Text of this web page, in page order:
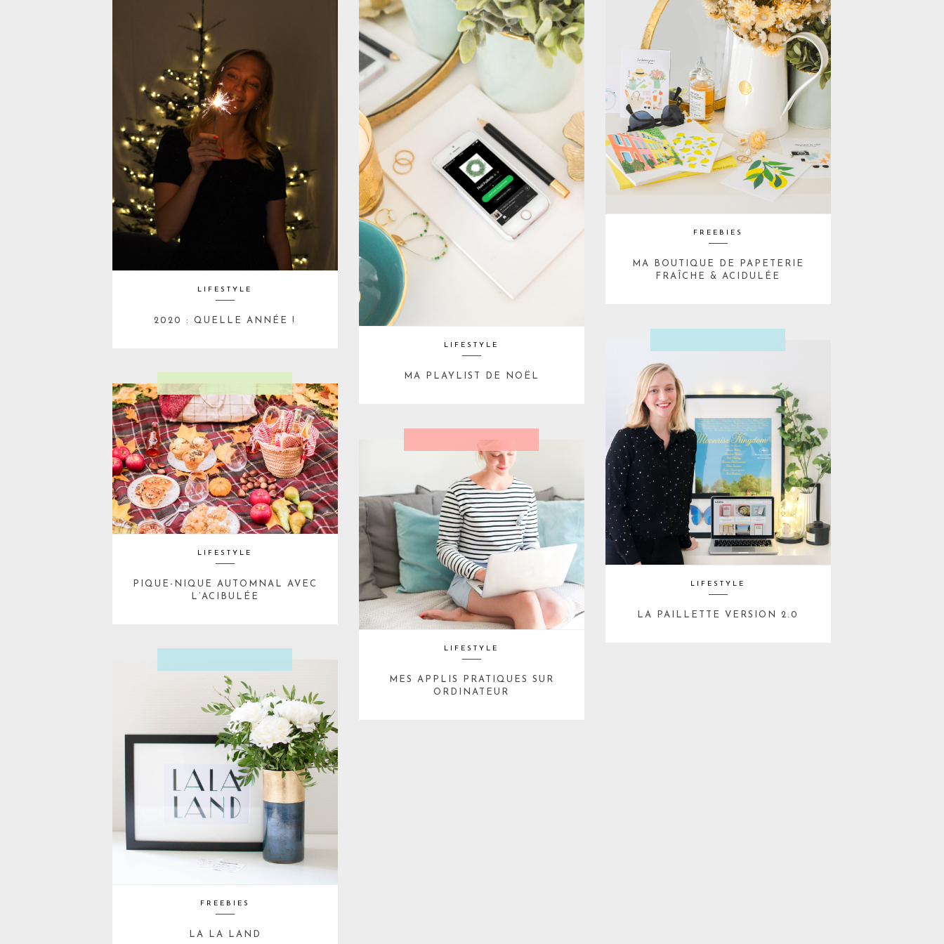
LIFESTYLE
2020 : QUELLE ANNÉE !
LIFESTYLE
MA PLAYLIST DE NOËL
FREEBIES
MA BOUTIQUE DE PAPETERIE
FRAÎCHE & ACIDULÉE
LIFESTYLE
LA PAILLETTE VERSION 2.0
LIFESTYLE
PIQUE-NIQUE AUTOMNAL AVEC
L’ACIBULÉE
LIFESTYLE
MES APPLIS PRATIQUES SUR
ORDINATEUR
FREEBIES
LA LA LAND